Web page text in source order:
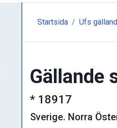
Startsida Ufs
Gällande
* 18917
Sverige. Norra